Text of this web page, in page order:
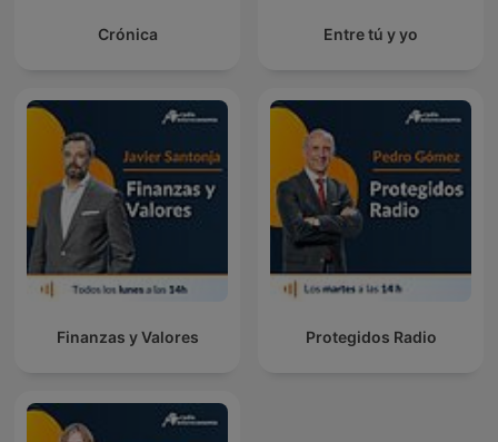
Crónica Entre tú y yo
Finanzas y Valores Protegidos Radio